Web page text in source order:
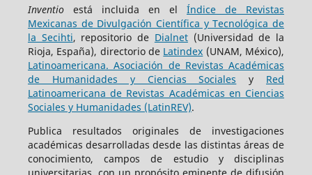
Inventioestá incluida en elÍndice de Revistas
Mexicanas de Divulgación Científica y Tecnológica de
la Secihti, repositorio de Dialnet(Universidad de la
Rioja, España), directorio de Latindex (UNAM, México),
Latinoamericana. Asociación de Revistas Académicas
de Humanidades y Ciencias Sociales y Red
Latinoamericana de Revistas Académicas en Ciencias
Sociales y Humanidades (LatinREV).
Publica resultados originales de investigaciones
académicas desarrolladas desde las distintas áreas de
conocimiento, campos de estudio y disciplinas